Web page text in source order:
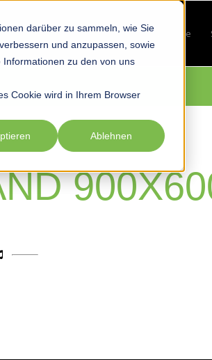
darüber zu sammeln, wie Sie
und anzupassen, sowie
zu den von uns
Cookie wird in Ihrem Browser
Ablehnen
HobbyShow submenu for Hobby
SportShow submenu for Sport
Beruf Show submenu
Lifestyle